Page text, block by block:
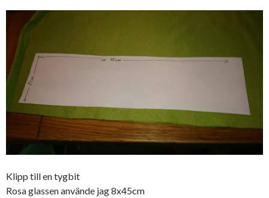
Klipp till en tygbit
Rosa glassen använde jag 8x45cm